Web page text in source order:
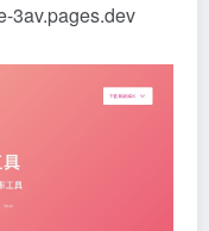
3av.pages.dev